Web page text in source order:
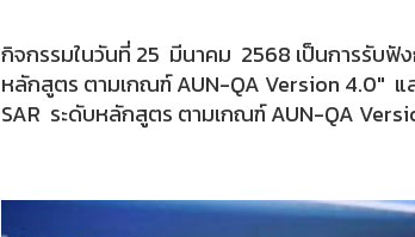
กิจกรรมในวันที่ 25 มีนาคม 2568 เป็นการรับฟั
หลักสูตร ตามเกณฑ์ AUN-QA Version 4.0" แ
SAR ระดับหลักสูตร ตามเกณฑ์ AUN-QA